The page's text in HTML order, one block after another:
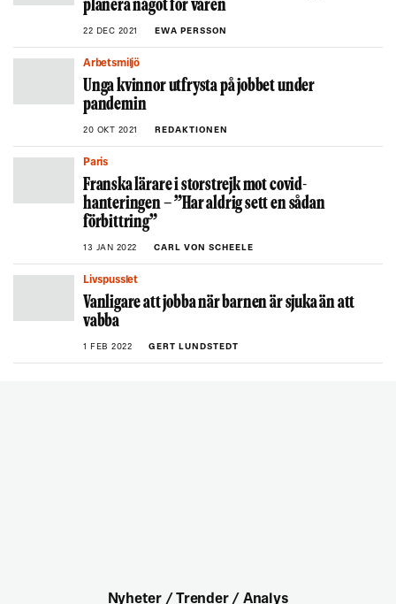
planera något för våren
22 DEC 2021 EWA PERSSON
Arbetsmiljö
Unga kvinnor utfrysta på jobbet under
pandemin
20 OKT 2021 REDAKTIONEN
Paris
Franska lärare i storstrejk mot covid-
hanteringen – ”Har aldrig sett en sådan
förbittring”
13 JAN 2022 CARL VON SCHEELE
Livspusslet
Vanligare att jobba när barnen är sjuka än att
vabba
1 FEB 2022 GERT LUNDSTEDT
Nyheter / Trender / Analys